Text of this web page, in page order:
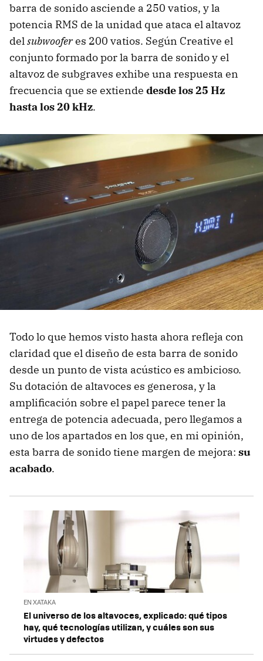
barra de sonido asciende a 250 vatios, y la
potencia RMS de la unidad que ataca el altavoz
delsubwooferes 200 vatios. Según Creative el
conjunto formado por la barra de sonido y el
altavoz de subgraves exhibe una respuesta en
frecuencia que se extiende desde los 25 Hz
hasta los 20 kHz.
Todo lo que hemos visto hasta ahora refleja con
claridad que el diseño de esta barra de sonido
desde un punto de vista acústico es ambicioso.
Su dotación de altavoces es generosa, y la
amplificación sobre el papel parece tener la
entrega de potencia adecuada, pero llegamos a
uno de los apartados en los que, en mi opinión,
esta barra de sonido tiene margen de mejora: su
acabado.
EN XATAKA
El universo de los altavoces, explicado: qué tipos
hay, qué tecnologías utilizan, y cuáles son sus
virtudes y defectos